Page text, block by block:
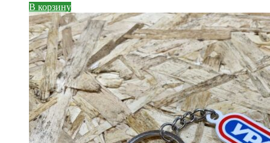
В корзину